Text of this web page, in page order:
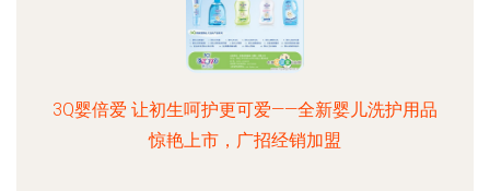
3Q婴倍爱 让初生呵护更可爱——全新婴儿洗护用品
惊艳上市，广招经销加盟